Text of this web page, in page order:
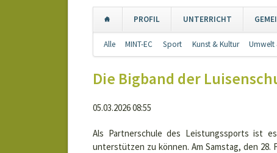
PROFIL UNTERRICHT
Alle MINT-EC Sport Kunst & Kultur Umwelt
Die Bigband der
05.03.2026 08:55
Als Partnerschule des Leistungssports ist
unterstützen zu können. Am Samstag, den 28.